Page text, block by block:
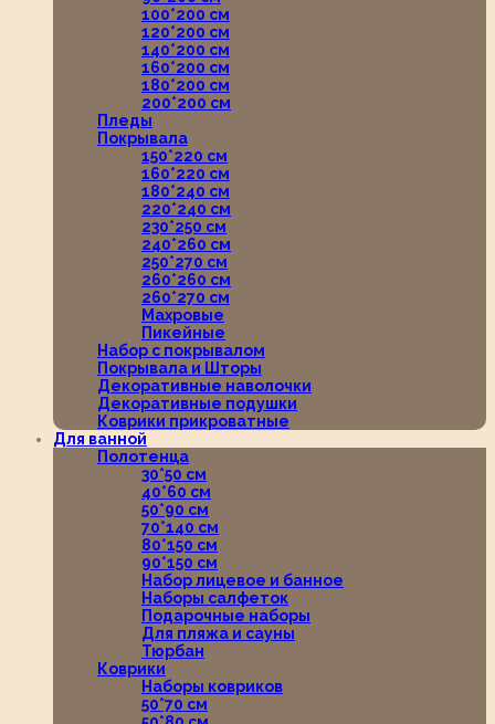
100*200 см
120*200 см
140*200 см
160*200 см
180*200 см
200*200 см
Пледы
Покрывала
150*220 см
160*220 см
180*240 см
220*240 см
230*250 см
240*260 см
250*270 см
260*260 см
260*270 см
Махровые
Пикейные
Набор с покрывалом
Покрывала и Шторы
Декоративные наволочки
Декоративные подушки
Коврики прикроватные
Для ванной
Полотенца
30*50 см
40*60 см
50*90 см
70*140 см
80*150 см
90*150 см
Набор лицевое и банное
Наборы салфеток
Подарочные наборы
Для пляжа и сауны
Тюрбан
Коврики
Наборы ковриков
50*70 см